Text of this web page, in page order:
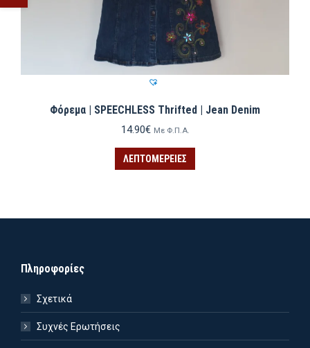
Φόρεμα | SPEECHLESS Thrifted | Jean Denim
14.90€ Με Φ.Π.Α.
ΛΕΠΤΟΜΈΡΕΙΕΣ
Πληροφορίες
Σχετικά
Συχνές Ερωτήσεις